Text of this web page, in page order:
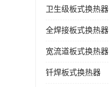
卫生级板式换热器
全焊接板式换热器
宽流道板式换热器
钎焊板式换热器